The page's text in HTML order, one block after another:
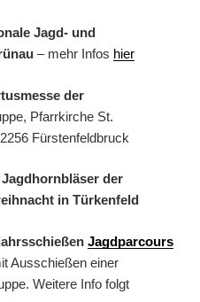
Jagd- und
– mehr Infos hier
der
Pfarrkirche St.
Fürstenfeldbruck
Jagdhornbläser der
in Türkenfeld
Jagdparcours
Ausschießen einer
Weitere Info folgt